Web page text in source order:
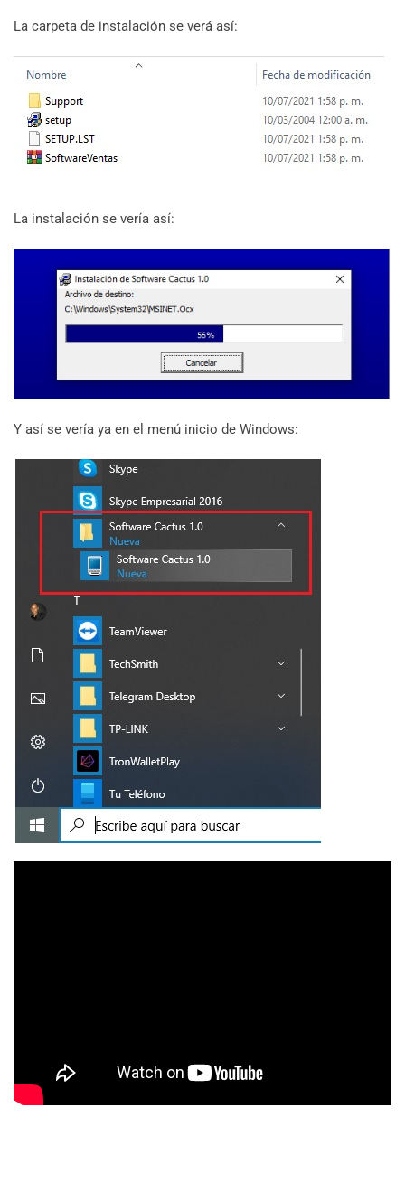
La carpeta de instalación se verá así:
La instalación se vería así:
Y así se vería ya en el menú inicio de Windows: